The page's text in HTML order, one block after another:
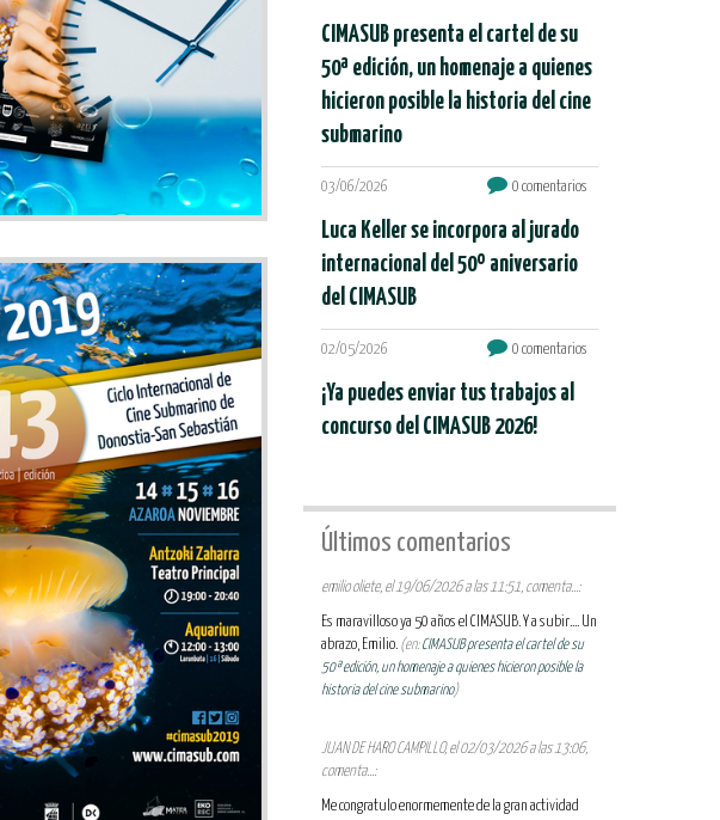
CIMASUB presenta el cartel de su
50ª edición, un homenaje a quienes
hicieron posible la historia del cine
submarino
03/06/2026 0 comentarios
Luca Keller se incorpora al jurado
internacional del 50º aniversario
del CIMASUB
02/05/2026 0 comentarios
¡Ya puedes enviar tus trabajos al
concurso del CIMASUB 2026!
Últimos comentarios
emilio oliete, el 19/06/2026 a las 11:51, comenta...:
Es maravilloso ya 50 años el CIMASUB. Y a subir.... Un
abrazo, Emilio. (en:CIMASUB presenta el cartel de su
50ª edición, un homenaje a quienes hicieron posible la
historia del cine submarino)
JUAN DE HARO CAMPILLO, el 02/03/2026 a las 13:06,
comenta...:
Me congratulo enormemente de la gran actividad